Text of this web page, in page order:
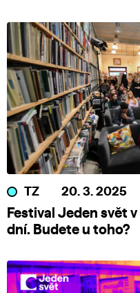
TZ 20. 3. 2025
Festival Jeden svět
dní. Budete u toho?